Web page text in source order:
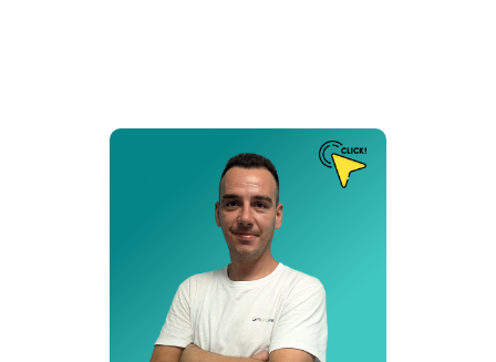
Puesto de Trabajo
Operario
Delegación:
SEM
Cita:
❝ La paciencia es el arte de ocultar tu impaciencia ❞